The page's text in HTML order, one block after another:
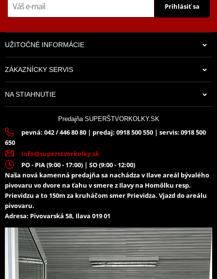
Prihlásiť sa
UŽITOČNÉ INFORMÁCIE
ZÁKAZNÍCKY SERVIS
NA STIAHNUTIE
Predajňa SUPERŠTVORKOLKY.SK
pevná: 042 / 446 80 80 | predaj: 0918 500 550 | servis: 0918 500
650
info@superstvorkolky.sk
PO - PIA (9:00 - 17:00) | SO (9:00 - 12:00)
Naša nová kamenná predajňa sa nachádza v Ilave areál bývalého
pivovaru vo dvore na ťahu v smere z Ilavy na Homôlku resp.
Prievidzu a to 150m za kruháčom smer Prievidza. Vjazd do areálu
pivovaru.
Adresa: Pivovarská 58, Ilava 019 01